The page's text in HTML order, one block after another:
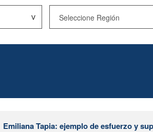
Emiliana Tapia: ejemplo de esfuerzo y